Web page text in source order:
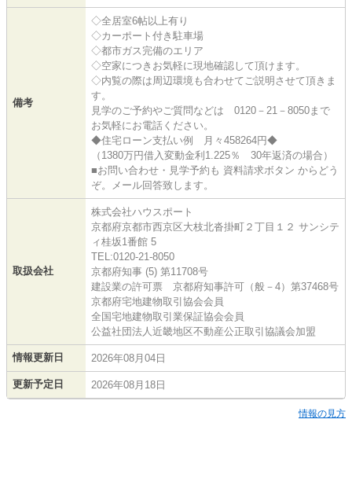
備考
◇全居室6帖以上有り
◇カーポート付き駐車場
◇都市ガス完備のエリア
◇空家につきお気軽に現地確認して頂けます。
◇内覧の際は周辺環境も合わせてご説明させて頂きま
す。
見学のご予約やご質問などは 0120－21－8050まで
お気軽にお電話ください。
◆住宅ローン支払い例 月々458264円◆
（1380万円借入変動金利1.225％ 30年返済の場合）
■お問い合わせ・見学予約も 資料請求ボタン からどう
ぞ。メール回答致します。
取扱会社
株式会社ハウスポート
京都府京都市西京区大枝北沓掛町２丁目１２ サンシテ
ィ桂坂1番館 5
TEL:0120-21-8050
京都府知事 (5) 第11708号
建設業の許可票 京都府知事許可（般－4）第37468号
京都府宅地建物取引協会会員
全国宅地建物取引業保証協会会員
公益社団法人近畿地区不動産公正取引協議会加盟
情報更新日 2026年08月04日
更新予定日 2026年08月18日
情報の見方